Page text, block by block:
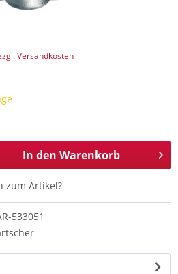
Versandkosten
In den Warenkorb
zum Artikel?
533051